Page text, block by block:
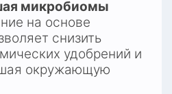
микробиомы
на основе
снизить
удобрений и
окружающую